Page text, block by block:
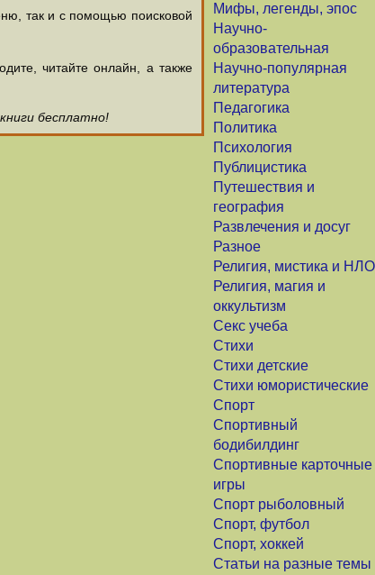
Мифы, легенды, эпос
Научно-
образовательная
Научно-популярная
литература
Педагогика
Политика
Психология
Публицистика
Путешествия и
география
Развлечения и досуг
Разное
Религия, мистика и НЛО
Религия, магия и
оккультизм
Секс учеба
Стихи
Стихи детские
Стихи юмористические
Спорт
Спортивный
бодибилдинг
Спортивные карточные
игры
Спорт рыболовный
Спорт, футбол
Спорт, хоккей
Статьи на разные темы
так и с помощью поисковой
читайте онлайн, а также
бесплатно!